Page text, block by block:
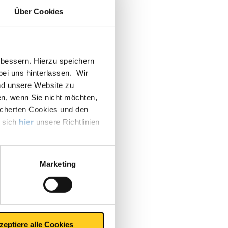
Über Cookies
Hierzu speichern
uns hinterlassen. Wir
unsere Website zu
wenn Sie nicht möchten,
Cookies und den
sich hier unsere Richtlinien
Marketing
alle Cookies
–
Das